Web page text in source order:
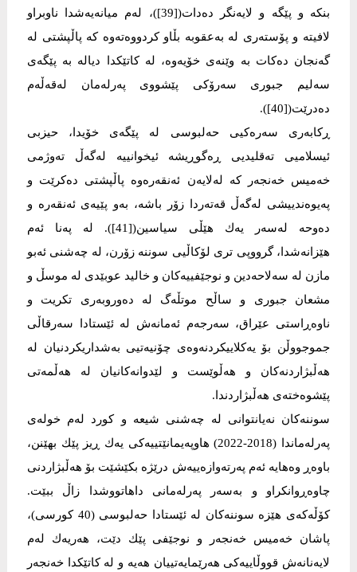
بنكە و پێگە و لایەنگر دەدات([39])، لەم میانەیەشدا ناوبراو
لافیتە و پۆستەری لە بەعقوبە بڵاو كردووەتەوە كە پاڵپشتی لە
گەنجان دەكات بە وێنەی خۆیەوە، لە كاتێكدا دیالە بە پێگەی
سەلیم جبوری سەرۆكی پێشووی پەرلەمان لەقەڵەم
دەدرێت([40]).
ڕكابەری سەرەكیی حەلبوسی لە پێگەی خۆیدا، حیزبی
ئیسلامیی تەقلیدیی ڕەگوڕیشە ئیخوانییە لەگەڵ تەوژمی
خەمیس خەنجەر كە لەلایەن ئەنقەرەوە پاڵپشتی دەكرێت و
پەیوەندییشی لەگەڵ قەتەردا زۆر باشە، بەو پێیەی ئەنقەرە و
دەوحە لەسەر یەك هێڵی سیاسین([41]). لە پەنا ئەم
هێزانەشدا، گرووپی تری لۆكاڵیی سوننە زۆرن، لە چەشنی ئەبو
مازن لە سەلاحەدین و نوجێفییەكان و خالید عوبێدی لە موسڵ و
مشعان جبوری و ساڵح موتڵەگ لە دەوروبەری تكریت و
ناوەڕاستی عێراق، سەرجەم ئەمانەش لە ئێستادا سەرقاڵی
جموجووڵن بۆ یەكلاییكردنەوەی چۆنیەتیی بەشداریكردنیان لە
هەڵبژاردنەكان و هەڵوێست و لێدوانەكانیان لە هەڵمەتی
پێشوەختەی هەڵبژاردندا.
سوننەكان نەیانتوانی لە چەشنی شیعە و كورد لەم خولەی
پەرلەماندا (2018-2022) هاوپەیمانێتییەكی یەك ڕیز پێك بهێنن،
باوەڕ وەهایە ئەم پەرتەوازەییەش درێژە بكێشێت بۆ هەڵبژاردنی
چاوەڕوانكراو و بەسەر پەرلەمانی داهاتووشدا زاڵ ببێت.
كۆڵەكەی هێزە سوننەكان لە ئێستادا حەلبوسی (40 كورسی)،
پاشان خەمیس خەنجەر و نوجێفی پێك دێت، هەریەك لەم
لایەنانەش قووڵاییەكی هەرێمایەتییان هەیە و لە كاتێكدا خەنجەر